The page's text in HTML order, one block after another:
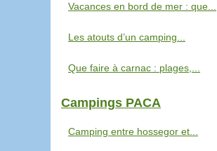
Vacances en bord de mer : que...
Les atouts d’un camping...
Que faire à carnac : plages,...
Campings PACA
Camping entre hossegor et...